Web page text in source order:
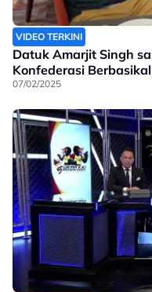
VIDEO TERKINI
Datuk Amarjit Singh
Konfederasi
07/02/2025